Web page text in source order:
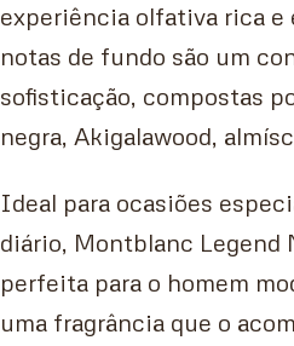
experiência olfativa rica e
notas de fundo são um
sofisticação, compostas
negra, Akigalawood,
Ideal para ocasiões
diário, Montblanc Legend
perfeita para o homem
uma fragrância que o